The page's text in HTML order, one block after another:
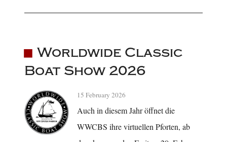
Worldwide Classic
Boat Show 2026
15 February 2026
Auch in diesem Jahr öffnet die
WWCBS ihre virtuellen Pforten, ab